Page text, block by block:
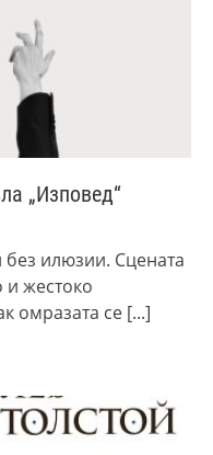
„Изповед“
без илюзии. Сцената
и жестоко
омразата се [...]